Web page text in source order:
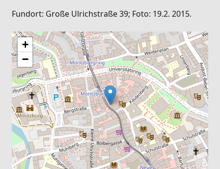
Fundort: Große Ulrichstraße 39; Foto: 19.2. 2015.
+
−